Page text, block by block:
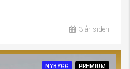
3 år siden
NYBYGG PREMIUM